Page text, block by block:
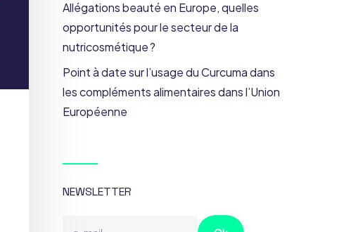
Allégations beauté en Europe, quelles
opportunités pour le secteur de la
nutricosmétique ?
Point à date sur l’usage du Curcuma dans
les compléments alimentaires dans l’Union
Européenne
NEWSLETTER